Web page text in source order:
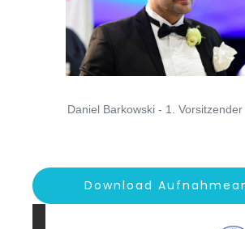
Daniel Barkowski - 1. Vorsitzender
Download